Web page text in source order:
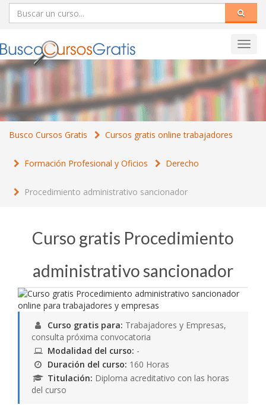
Busco Cursos Gratis Cursos gratis online trabajadores
Formación Profesional y Oficios Derecho
Procedimiento administrativo sancionador
Curso gratis Procedimiento
administrativo sancionador
Curso gratis para: Trabajadores y Empresas,
consulta próxima convocatoria
Modalidad del curso: -
Duración del curso: 160 Horas
Titulación: Diploma acreditativo con las horas
del curso